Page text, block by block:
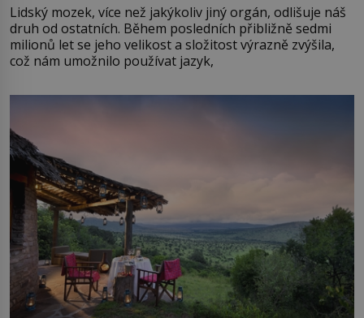
Lidský mozek, více než jakýkoliv jiný orgán, odlišuje náš
druh od ostatních. Během posledních přibližně sedmi
milionů let se jeho velikost a složitost výrazně zvýšila,
což nám umožnilo používat jazyk,